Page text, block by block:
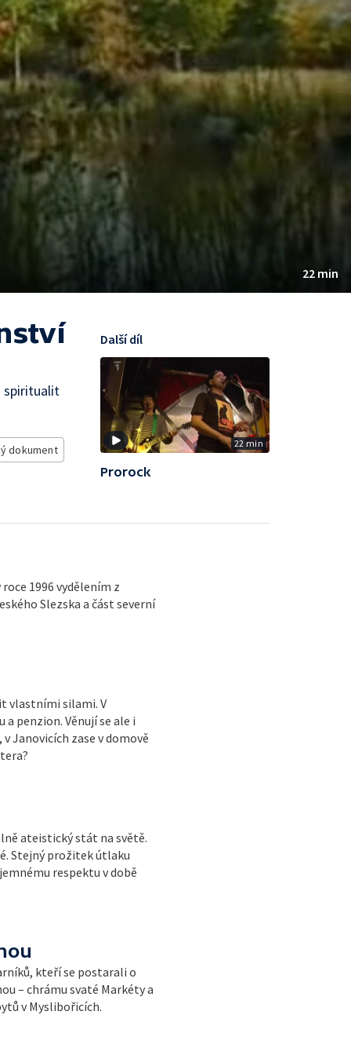
22 min
spiritualit
dokument 22 min
Další díl
Prorock
1996 vydělením z
Slezska a část severní
vlastními silami. V
penzion. Věnují se ale i
Janovicích zase v domově
ateistický stát na světě.
Stejný prožitek útlaku
respektu v době
kteří se postarali o
– chrámu svaté Markéty a
v Myslibořicích.